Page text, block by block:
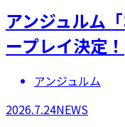
アンジュルム
ープレイ決定！
アンジュルム
2026.7.24NEWS